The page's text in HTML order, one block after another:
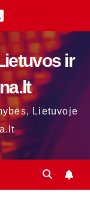
ir
Lietuvoje